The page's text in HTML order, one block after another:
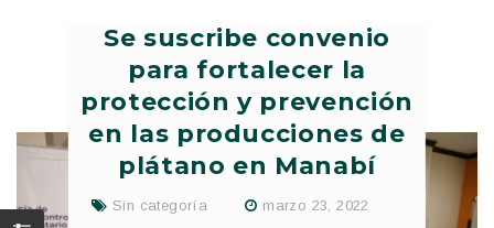
Se suscribe convenio
para fortalecer la
protección y prevención
en las producciones de
plátano en Manabí
Sin categoría marzo 23, 2022